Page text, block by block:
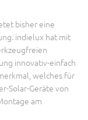
bisher eine
indielux hat mit
innovativ-einfach
welches für
Solar-Geräte von
am